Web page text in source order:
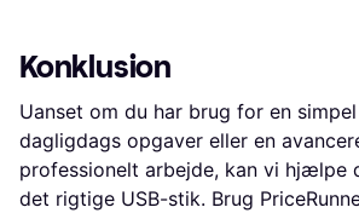
Konklusion
Uanset om du har brug for en
dagligdags opgaver eller en
professionelt arbejde, kan vi hjælpe
det rigtige USB-stik. Brug